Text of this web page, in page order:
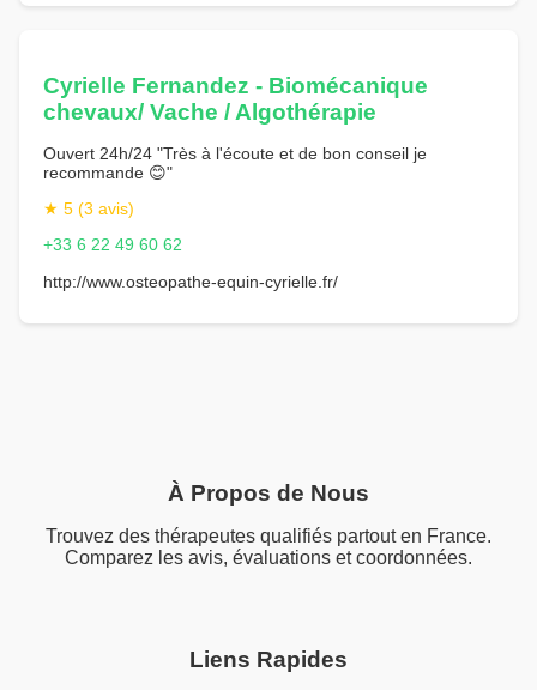
Cyrielle Fernandez - Biomécanique
chevaux/ Vache / Algothérapie
Ouvert 24h/24 "Très à l'écoute et de bon conseil je
recommande 😊"
★ 5 (3 avis)
+33 6 22 49 60 62
http://www.osteopathe-equin-cyrielle.fr/
À Propos de Nous
Trouvez des thérapeutes qualifiés partout en France.
Comparez les avis, évaluations et coordonnées.
Liens Rapides